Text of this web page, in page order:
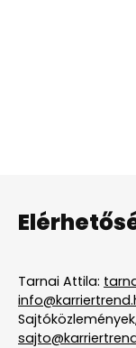
Tarnai Attila: